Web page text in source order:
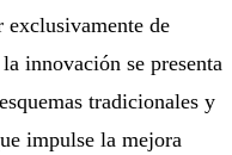
exclusivamente de
innovación se presenta
tradicionales y
impulse la mejora